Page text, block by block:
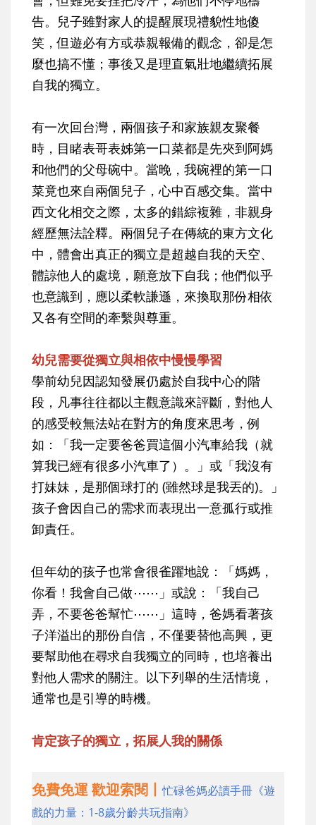
告。兒子雖對家人的提醒展現禮貌性地傻
笑，但遊必有方或恭親報備的觀念，卻是怎
麼也搞不懂；事後又是理直氣壯地繼續拓展
自我的獨立。
有一次回台灣，兩個孩子和家族親友聚餐
時，目睹表哥表姊第一口菜都是先夾到阿媽
和他們的父母碗中。當晚，我碗裡的第一口
菜竟也來自兩個兒子，心中百感交集。當中
西文化相交之際，太多的錯綜複雜，非親身
經歷無法詮釋。兩個兒子在傳統的東方文化
中，體會出真正的獨立是超越自我的天空、
體諒他人的處境，願意放下自我；他們似乎
也意識到，應以柔軟謙遜，來換取那份相依
又各有空間的牽繫與尊重。
幼兒需要從獨立與相依中慢慢學習
學前幼兒因認知發展仍處於自我中心的階
段，凡事往往都以主觀意識來評斷，對他人
的感受較無法站在對方的角度來思考，例
如：「我一定要爸爸買這個小汽車給我（就
算我已經有很多小汽車了）。」或「我沒有
打妹妹，是那個球打的 (雖然球是我丟的)。」
孩子會因自己的需求而表現出一意孤行或推
卸責任。
但年幼的孩子也常會很雀躍地說：「媽媽，
你看！我會自己做⋯⋯」或說：「我自己
弄，不要爸爸幫忙⋯⋯」這時，爸媽看著孩
子洋溢出的那份自信，不僅要替他高興，更
要幫助他在尋求自我獨立的同時，也培養出
對他人需求的關注。以下列舉的生活情境，
通常也是引導的時機。
肯定孩子的獨立，拓展人我的關係
免費免運 歡迎索閱丨忙碌爸媽必讀手冊《遊
戲的力量：1-8歲分齡共玩指南》